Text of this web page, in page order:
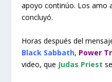
apoyo continúo. Los amo
concluyó.
Horas después del
Black Sabbath, Power
video, que Judas Priest